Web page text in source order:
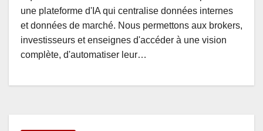
une plateforme d'IA qui centralise données internes
et données de marché. Nous permettons aux brokers,
investisseurs et enseignes d'accéder à une vision
complète, d'automatiser leur…